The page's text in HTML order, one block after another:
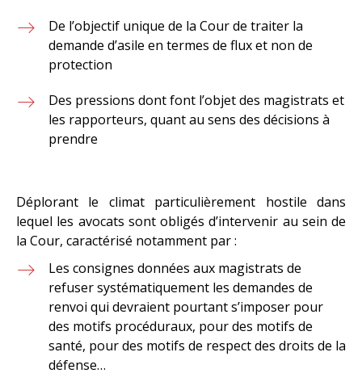
De l’objectif unique de la Cour de traiter la
demande d’asile en termes de flux et non de
protection
Des pressions dont font l’objet des magistrats et
les rapporteurs, quant au sens des décisions à
prendre
Déplorant le climat particulièrement hostile dans
lequel les avocats sont obligés d’intervenir au sein de
la Cour, caractérisé notamment par :
Les consignes données aux magistrats de
refuser systématiquement les demandes de
renvoi qui devraient pourtant s’imposer pour
des motifs procéduraux, pour des motifs de
santé, pour des motifs de respect des droits de la
défense…